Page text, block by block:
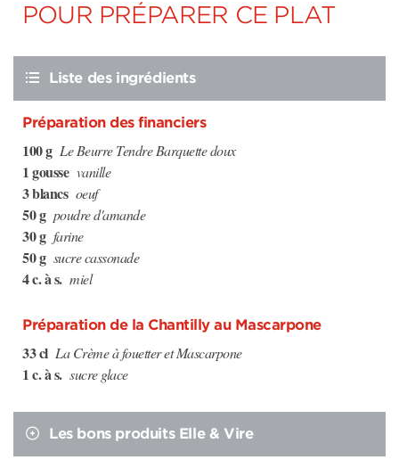
POUR PRÉPARER CE PLAT
Liste des ingrédients
Préparation des financiers
100 g Le Beurre Tendre Barquette doux
1 gousse vanille
3 blancs oeuf
50 g poudre d'amande
30 g farine
50 g sucre cassonade
4 c. à s. miel
Préparation de la Chantilly au Mascarpone
33 cl La Crème à fouetter et Mascarpone
1 c. à s. sucre glace
Les bons produits Elle & Vire